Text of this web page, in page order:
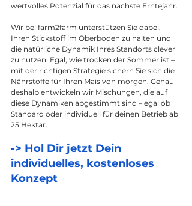
wertvolles Potenzial für das nächste Erntejahr.
Wir bei farm2farm unterstützen Sie dabei,
Ihren Stickstoff im Oberboden zu halten und
die natürliche Dynamik Ihres Standorts clever
zu nutzen. Egal, wie trocken der Sommer ist –
mit der richtigen Strategie sichern Sie sich die
Nährstoffe für Ihren Mais von morgen. Genau
deshalb entwickeln wir Mischungen, die auf
diese Dynamiken abgestimmt sind – egal ob
Standard oder individuell für deinen Betrieb ab
25 Hektar.
-> Hol Dir jetzt Dein
individuelles, kostenloses
Konzept